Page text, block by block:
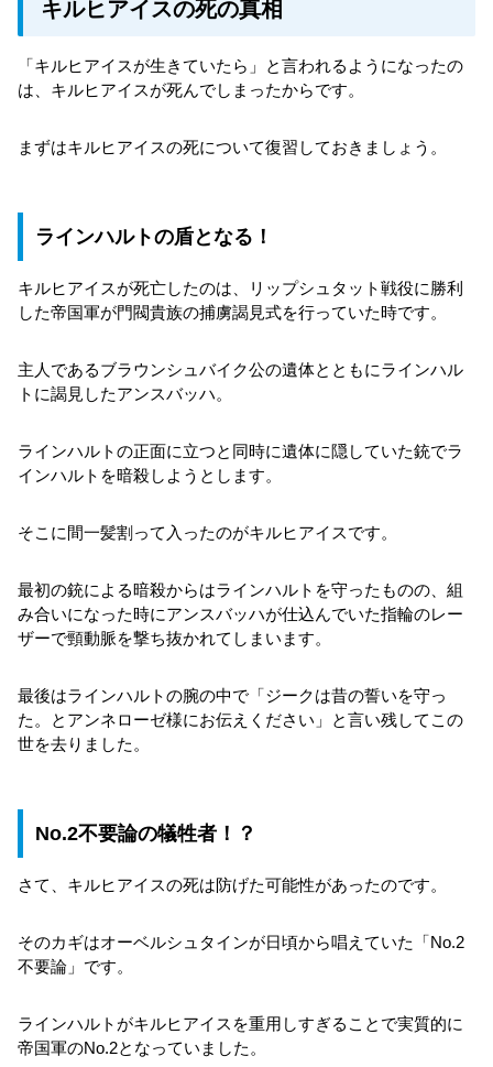
キルヒアイスの死の真相
「キルヒアイスが生きていたら」と言われるようになったの
は、キルヒアイスが死んでしまったからです。
まずはキルヒアイスの死について復習しておきましょう。
ラインハルトの盾となる！
キルヒアイスが死亡したのは、リップシュタット戦役に勝利
した帝国軍が門閥貴族の捕虜謁見式を行っていた時です。
主人であるブラウンシュバイク公の遺体とともにラインハル
トに謁見したアンスバッハ。
ラインハルトの正面に立つと同時に遺体に隠していた銃でラ
インハルトを暗殺しようとします。
そこに間一髪割って入ったのがキルヒアイスです。
最初の銃による暗殺からはラインハルトを守ったものの、組
み合いになった時にアンスバッハが仕込んでいた指輪のレー
ザーで頸動脈を撃ち抜かれてしまいます。
最後はラインハルトの腕の中で「ジークは昔の誓いを守っ
た。とアンネローゼ様にお伝えください」と言い残してこの
世を去りました。
No.2不要論の犠牲者！？
さて、キルヒアイスの死は防げた可能性があったのです。
そのカギはオーベルシュタインが日頃から唱えていた「No.2
不要論」です。
ラインハルトがキルヒアイスを重用しすぎることで実質的に
帝国軍のNo.2となっていました。